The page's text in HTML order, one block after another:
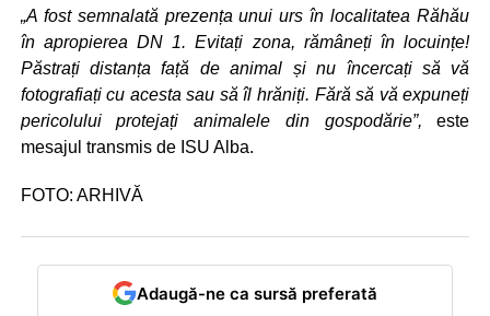
„A fost semnalată prezența unui urs în localitatea Răhău
în apropierea DN 1. Evitați zona, rămâneți în locuințe!
Păstrați distanța față de animal și nu încercați să vă
fotografiați cu acesta sau să îl hrăniți. Fără să vă expuneți
pericolului protejați animalele din gospodărie”, este
mesajul transmis de ISU Alba.
FOTO: ARHIVĂ
Adaugă-ne ca sursă preferată